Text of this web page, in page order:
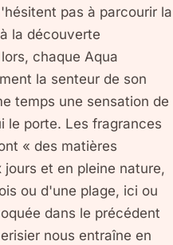
pas à parcourir la
la découverte
chaque Aqua
la senteur de son
temps une sensation de
le porte. Les fragrances
« des matières
jours et en pleine nature,
ou d'une plage, ici ou
dans le précédent
nous entraîne en